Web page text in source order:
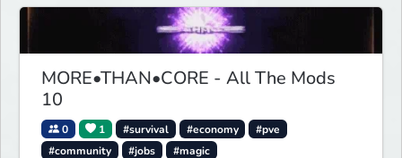
MORE•THAN•CORE - All The Mods
10
0 1 #survival #economy
#pve
#community
#jobs #magic